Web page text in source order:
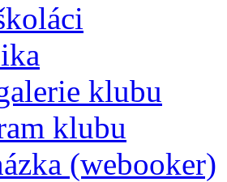
klubu
klubu
(webooker)